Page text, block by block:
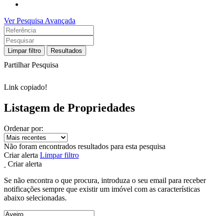
Ver Pesquisa Avançada
Limpar filtro Resultados
Partilhar Pesquisa
Link copiado!
Listagem de Propriedades
Ordenar por:
Não foram encontrados resultados para esta pesquisa
Criar alerta Limpar filtro
Criar alerta
Se não encontra o que procura, introduza o seu email para receber
notificações sempre que existir um imóvel com as características
abaixo selecionadas.